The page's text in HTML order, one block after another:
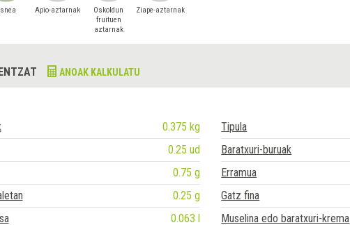
Apio-aztarnak
Oskoldun
fruituen
aztarnak
Ziape-aztarnak
ANOAK KALKULATU
0.375 kg Tipula
0.25 ud Baratxuri-buruak
0.75 g Erramua
0.25 g Gatz fina
0.063 l Muselina edo baratxuri-krema